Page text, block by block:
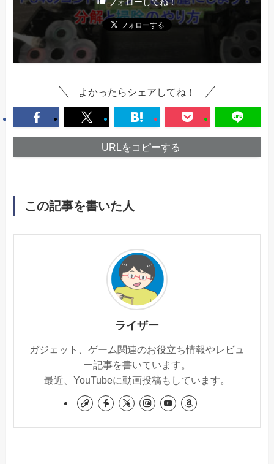
よかったらシェアしてね！
URLをコピーする
この記事を書いた人
ライザー
ガジェット、ゲーム関連のお役立ち情報やレビュ
ー記事を書いています。
最近、YouTubeに動画投稿もしています。